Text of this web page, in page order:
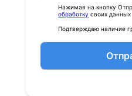
Нажимая на кнопку
обработку своих данных
Подтверждаю наличие